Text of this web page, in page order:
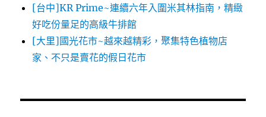
[台中]KR Prime~連續六年入圍米其林指南，精緻
好吃份量足的高級牛排館
[大里]國光花市~越來越精彩，聚集特色植物店
家、不只是賣花的假日花市